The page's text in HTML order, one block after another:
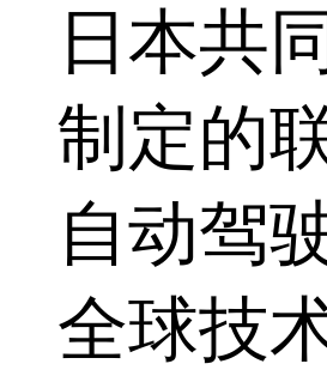
日本共
制定的
自动驾
全球技